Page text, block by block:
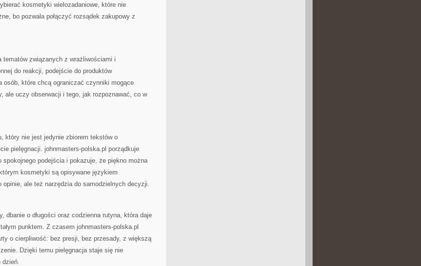
kosmetyki wielozadaniowe, które nie
bo pozwala połączyć rozsądek zakupowy z
tematów związanych z wrażliwościami i
do reakcji, podejście do produktów
osób, które chcą ograniczać czynniki mogące
ale uczy obserwacji i tego, jak rozpoznawać, co w
który nie jest jedynie zbiorem tekstów o
pielęgnacji. johnmasters-polska.pl porządkuje
spokojnego podejścia i pokazuje, że piękno można
kosmetyki są opisywane językiem
ale też narzędzia do samodzielnych decyzji.
dbanie o długości oraz codzienna rutyna, która daje
punktem. Z czasem johnmasters-polska.pl
o cierpliwość: bez presji, bez przesady, z większą
Dzięki temu pielęgnacja staje się nie
dzień.